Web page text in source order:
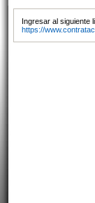
Ingresar al siguiente
https://